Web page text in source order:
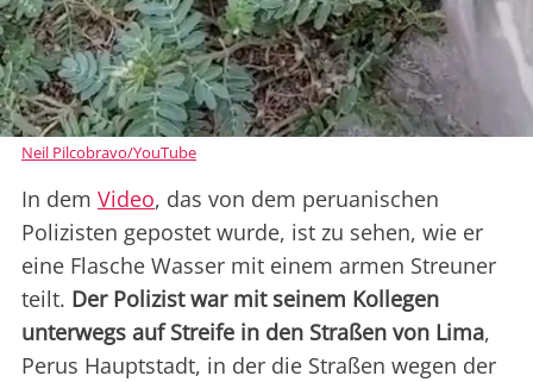
Neil Pilcobravo/YouTube
In dem Video, das von dem peruanischen
Polizisten gepostet wurde, ist zu sehen, wie er
eine Flasche Wasser mit einem armen Streuner
teilt. Der Polizist war mit seinem Kollegen
unterwegs auf Streife in den Straßen von Lima,
Perus Hauptstadt, in der die Straßen wegen der